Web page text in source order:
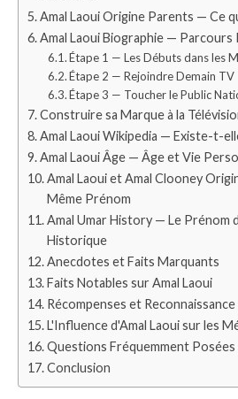
Amal Laoui Origine Parents — Ce
Amal Laoui Biographie —
Étape 1 — Les Débuts dans les
Étape 2 — Rejoindre Demain TV
Étape 3 — Toucher le Public
Construire sa Marque à la
Amal Laoui Wikipedia — Existe-t-
Amal Laoui Âge — Âge et Vie
Amal Laoui et Amal Clooney
Même Prénom
Amal Umar History — Le Prénom
Historique
Anecdotes et Faits Marquants
Faits Notables sur Amal Laoui
Récompenses et Reconnaissance
L'Influence d'Amal Laoui sur les
Questions Fréquemment Posées
Conclusion